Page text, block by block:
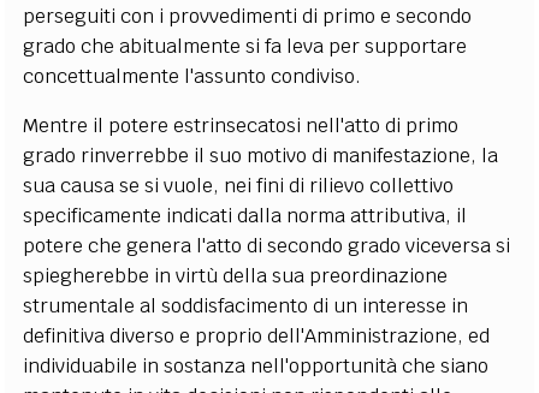
perseguiti con i provvedimenti di primo e secondo
grado che abitualmente si fa leva per supportare
concettualmente l'assunto condiviso.
Mentre il potere estrinsecatosi nell'atto di primo
grado rinverrebbe il suo motivo di manifestazione, la
sua causa se si vuole, nei fini di rilievo collettivo
specificamente indicati dalla norma attributiva, il
potere che genera l'atto di secondo grado viceversa si
spiegherebbe in virtù della sua preordinazione
strumentale al soddisfacimento di un interesse in
definitiva diverso e proprio dell'Amministrazione, ed
individuabile in sostanza nell'opportunità che siano